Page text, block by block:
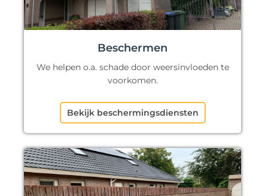
Beschermen
We helpen o.a. schade door weersinvloeden te
voorkomen.
Bekijk beschermingsdiensten